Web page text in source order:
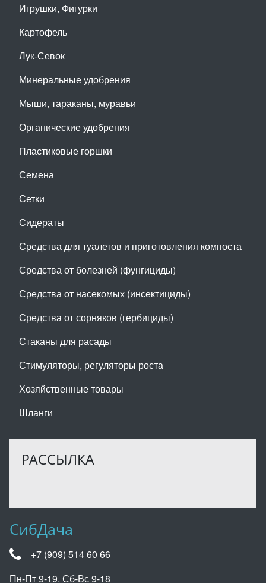
Игрушки, Фигурки
Картофель
Лук-Севок
Минеральные удобрения
Мыши, тараканы, муравьи
Органические удобрения
Пластиковые горшки
Семена
Сетки
Сидераты
Средства для туалетов и приготовления компоста
Средства от болезней (фунгициды)
Средства от насекомых (инсектициды)
Средства от сорняков (гербициды)
Стаканы для расады
Стимуляторы, регуляторы роста
Хозяйственные товары
Шланги
РАССЫЛКА
СибДача
+7 (909) 514 60 66
Пн-Пт 9-19, Сб-Вс 9-18